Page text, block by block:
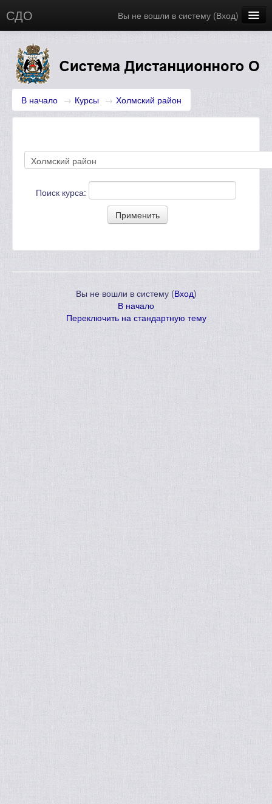
СДО Вы не вошли в систему (Вход)
Новости
Русский (ru)
В начало → Курсы → Холмский район
Поиск курса:
Вы не вошли в систему (Вход)
В начало
Переключить на стандартную тему